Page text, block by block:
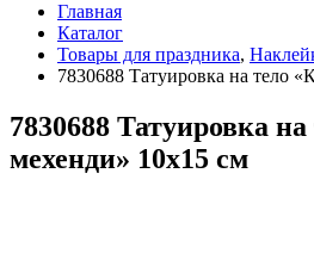
Главная
Каталог
Товары для праздника,
7830688 Татуировка на тело
7830688 Татуировка
мехенди» 10х15 см